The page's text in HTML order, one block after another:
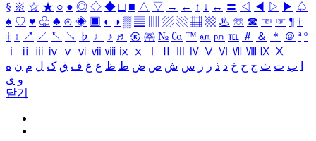
§ ※ ☆ ★ ○ ● ◎ ◇ ◆ □ ■ △ ▽ → ← ↑ ↓ ↔ 〓 ◁ ◀ ▷ ▶ ♤
♠ ♡ ♥ ♧ ♣ ⊙ ◈ ▣ ◐ ◑ ▒ ▤ ▨ ▧ ▦ ▩ ♨ ☏ ☎ ☜ ☞ ¶ †
‡ ↕ ↗ ↙ ↖ ↘ ♭ ♩ ♪ ♬ ㉿ ㈜ № ㏇ ™ ㏂ ㏘ ℡ ＃ ＆ ＊ ＠ ª º
ⅰ
ⅱ ⅲ ⅳ ⅴ ⅵ ⅶ ⅷ ⅸ ⅹ Ⅳ Ⅴ Ⅵ Ⅶ Ⅷ Ⅸ Ⅹ
ب ت ث ج ح خ د ذ ر ز س ش ص ض ط ظ ع غ ف ق ک ل م ن ه
و ی
닫기